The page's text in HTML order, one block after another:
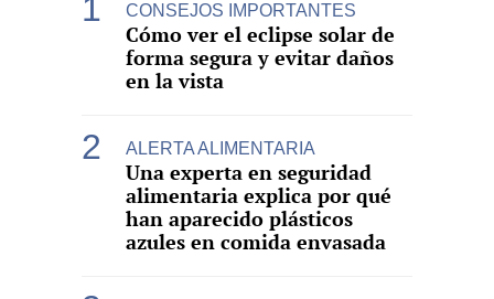
CONSEJOS IMPORTANTES
Cómo ver el eclipse solar de
forma segura y evitar daños
en la vista
ALERTA ALIMENTARIA
Una experta en seguridad
alimentaria explica por qué
han aparecido plásticos
azules en comida envasada